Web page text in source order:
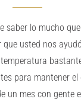
saber lo mucho
usted nos
para mantener
un mes con gente